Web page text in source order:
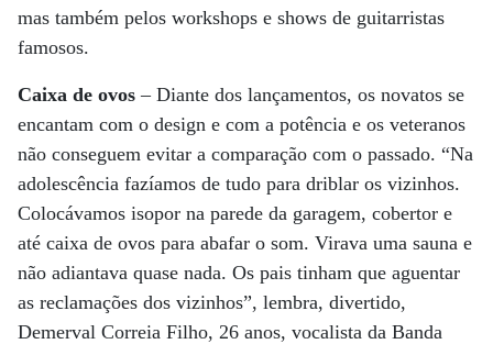
mas também pelos workshops e shows de guitarristas
famosos.
Caixa de ovos– Diante dos lançamentos, os novatos se
encantam com o design e com a potência e os veteranos
não conseguem evitar a comparação com o passado. “Na
adolescência fazíamos de tudo para driblar os vizinhos.
Colocávamos isopor na parede da garagem, cobertor e
até caixa de ovos para abafar o som. Virava uma sauna e
não adiantava quase nada. Os pais tinham que aguentar
as reclamações dos vizinhos”, lembra, divertido,
Demerval Correia Filho, 26 anos, vocalista da Banda